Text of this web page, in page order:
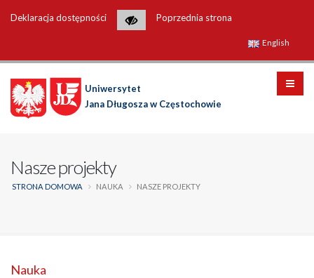
Deklaracja dostępności Poprzednia strona
English
Uniwersytet
Jana Długosza w Częstochowie
Nasze projekty
STRONA DOMOWA NAUKA NASZE PROJEKTY
Nauka